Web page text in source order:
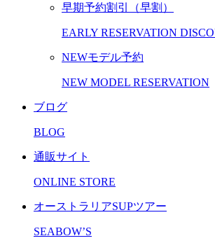
早期予約割引（早割）
EARLY RESERVATION
NEWモデル予約
NEW MODEL RESERVATION
ブログ
BLOG
通販サイト
ONLINE STORE
オーストラリアSUPツアー
SEABOW’S